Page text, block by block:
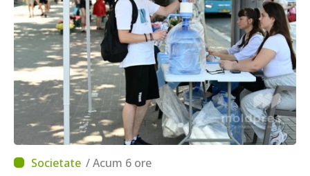
/ Acum 6 ore